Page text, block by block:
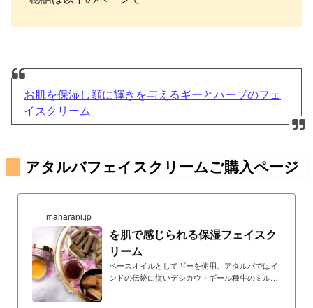
お肌を保湿し顔に輝きを与えるギーとハーブのフェ
イスクリーム
アタルバフェイスクリームご購入ページ
maharani.jp
を肌で感じられる保湿フェイスク
リーム
ベースオイルとしてギーを使用。アタルバではイ
ンドの伝統に従いデシカウ・ギール種牛のミルク